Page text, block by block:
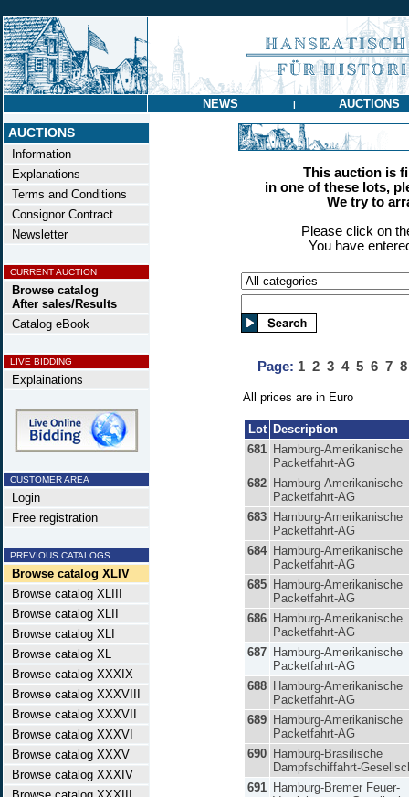
NEWS | AUCTIONS
AUCTIONS
Information
Explanations
Terms and Conditions
Consignor Contract
Newsletter
CURRENT AUCTION
Browse catalog
After sales/Results
Catalog eBook
LIVE BIDDING
Explainations
CUSTOMER AREA
Login
Free registration
PREVIOUS CATALOGS
Browse catalog XLIV
Browse catalog XLIII
Browse catalog XLII
Browse catalog XLI
Browse catalog XL
Browse catalog XXXIX
Browse catalog XXXVIII
Browse catalog XXXVII
Browse catalog XXXVI
Browse catalog XXXV
Browse catalog XXXIV
This auction is
in one of these lots,
We try to
Please click on
You have
Page: 1 2 3 4 5 6 7 8
All prices are in Euro
Lot
Description
681 Hamburg-Amerikanische
Packetfahrt-AG
682 Hamburg-Amerikanische
Packetfahrt-AG
683 Hamburg-Amerikanische
Packetfahrt-AG
684 Hamburg-Amerikanische
Packetfahrt-AG
685 Hamburg-Amerikanische
Packetfahrt-AG
686 Hamburg-Amerikanische
Packetfahrt-AG
687 Hamburg-Amerikanische
Packetfahrt-AG
688 Hamburg-Amerikanische
Packetfahrt-AG
689 Hamburg-Amerikanische
Packetfahrt-AG
690 Hamburg-Brasilische
Dampfschiffahrt-
691 Hamburg-Bremer Feuer-